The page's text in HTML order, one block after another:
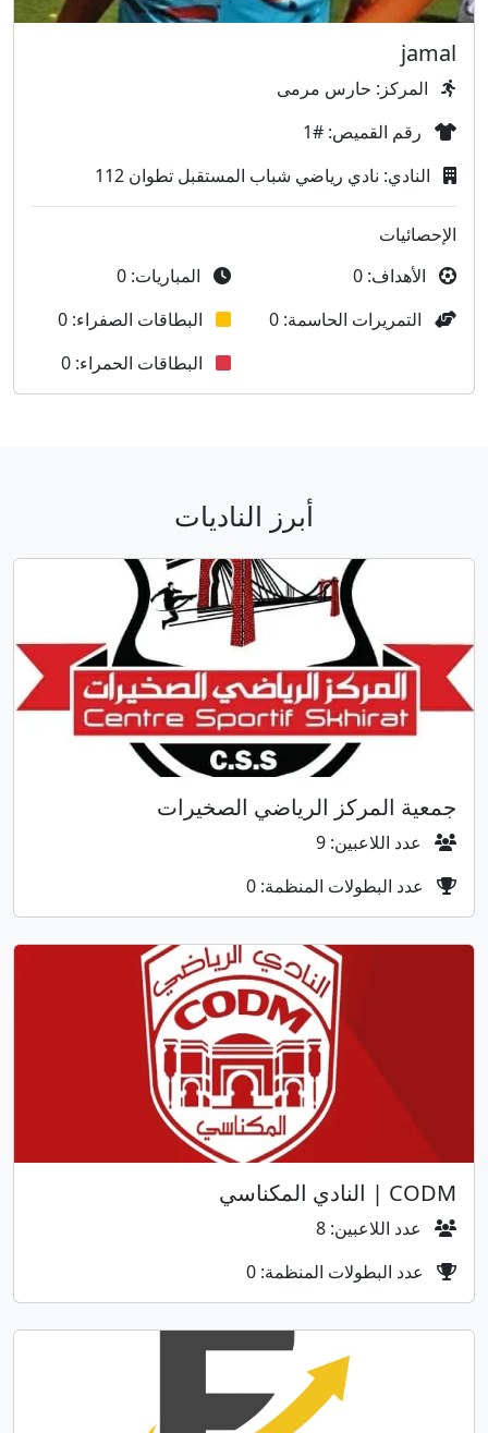
jamal
المركز: حارس مرمى
رقم القميص: #1
النادي: نادي رياضي شباب المستقبل تطوان 112
الإحصائيات
الأهداف: 0
التمريرات الحاسمة: 0
المباريات: 0
البطاقات الصفراء: 0
البطاقات الحمراء: 0
أبرز الناديات
جمعية المركز الرياضي الصخيرات
عدد اللاعبين: 9
عدد البطولات المنظمة: 0
CODM | النادي المكناسي
عدد اللاعبين: 8
عدد البطولات المنظمة: 0